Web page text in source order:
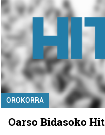
OROKORRA
Oarso Bidasoko